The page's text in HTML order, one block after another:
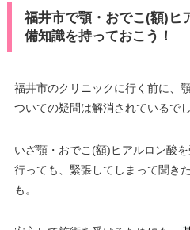
福井市で顎・おでこ(額)ヒ
備知識を持っておこう！
福井市のクリニックに行く前に、
ついての疑問は解消されているで
いざ顎・おでこ(額)ヒアルロン酸
行っても、緊張してしまって聞き
も。